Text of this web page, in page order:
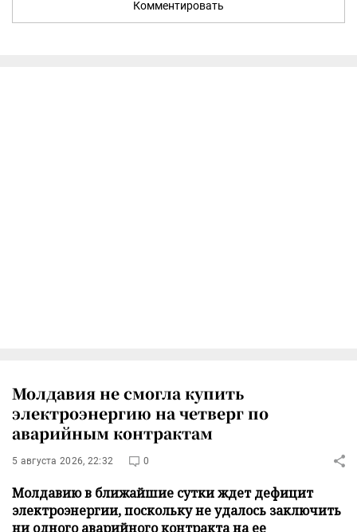
Комментировать
Молдавия не смогла купить
электроэнергию на четверг по
аварийным контрактам
5 августа 2026, 22:32 0
Молдавию в ближайшие сутки ждет дефицит
электроэнергии, поскольку не удалось заключить
ни одного аварийного контракта на ее